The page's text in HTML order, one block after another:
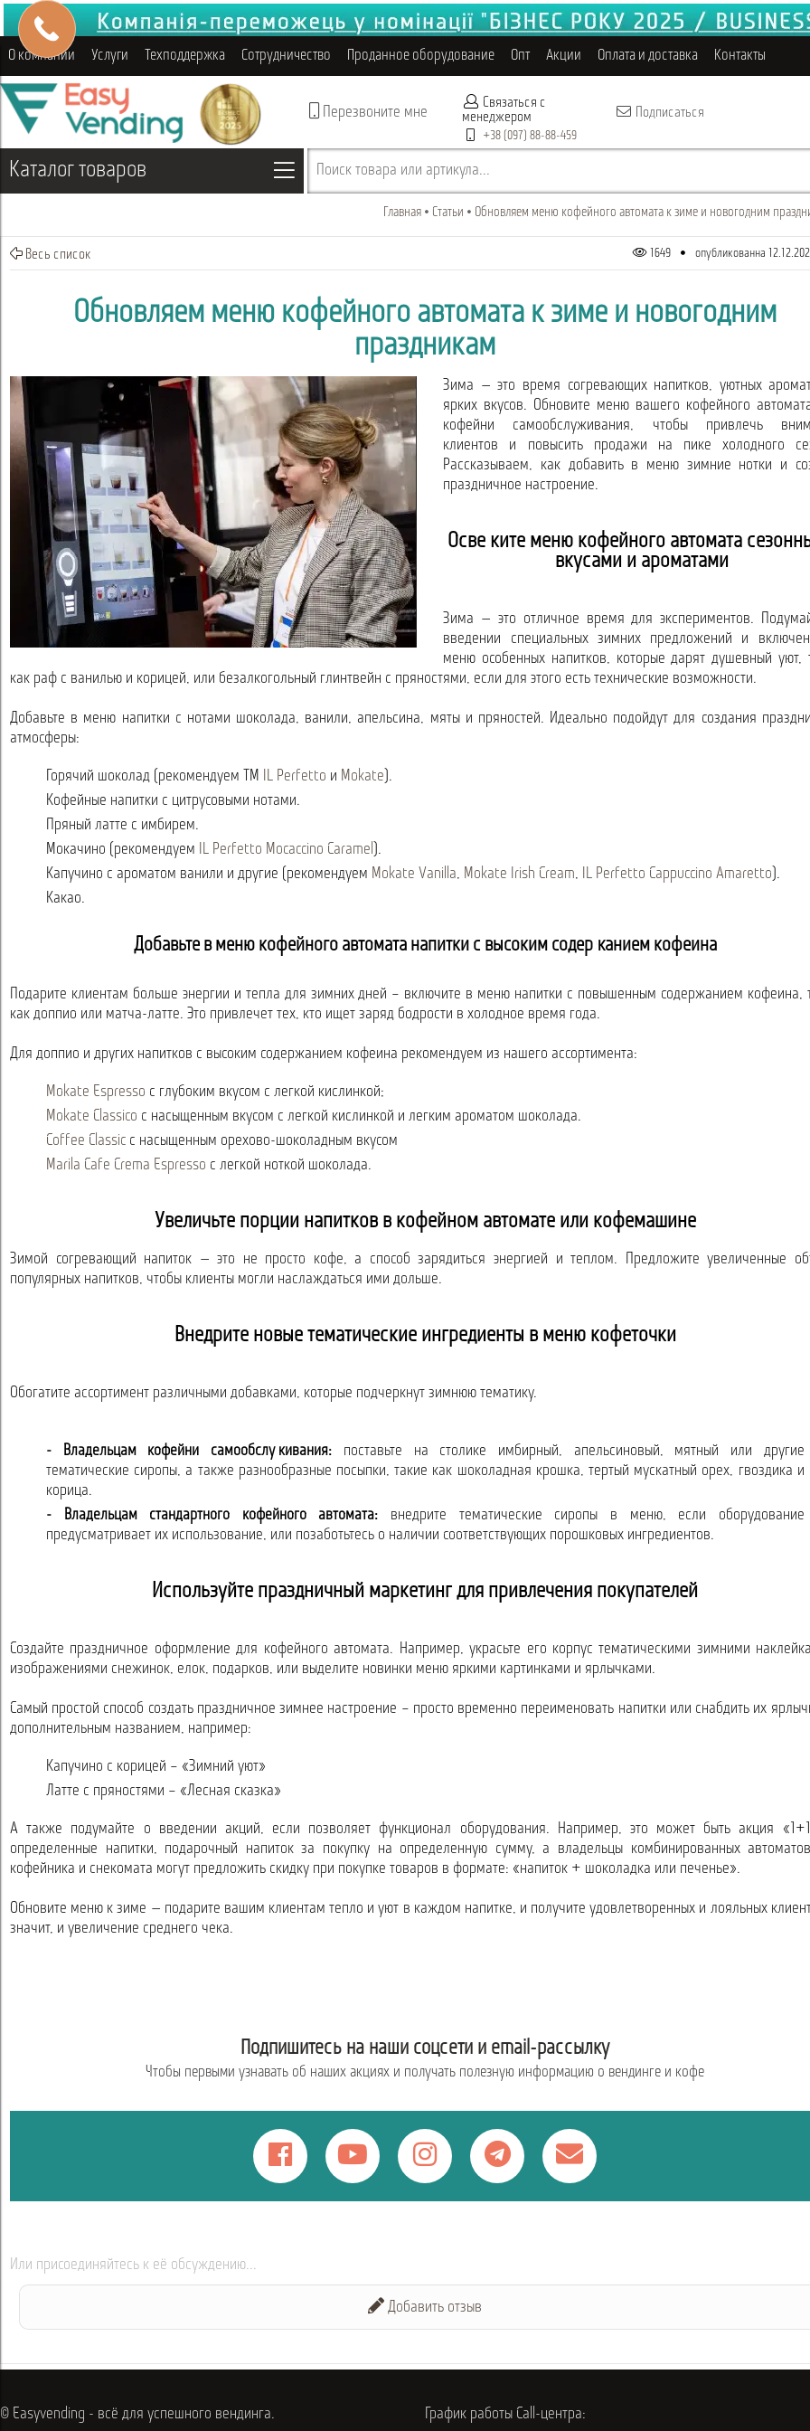
О компании Услуги Техподдержка Сотрудничество Проданное оборудование Опт Акции Оплата и доставка Контакты
Перезвоните мне
Связаться с
менеджером
+38 (097) 88-88-459
Подписаться
Каталог товаров Поиск товара или артикула...
Главная Статьи Обновляем меню кофейного автомата к зиме и новогодним
Весь список 1649 опубликованна
Обновляем меню кофейного автомата к зиме и новогодним
праздникам
Зима — это время согревающих напитков, уютных
ярких вкусов. Обновите меню вашего кофейного
кофейни самообслуживания, чтобы привлечь
клиентов и повысить продажи на пике холодного
Рассказываем, как добавить в меню зимние нотки и
праздничное настроение.
Освежите меню кофейного автомата
вкусами и ароматами
Зима — это отличное время для экспериментов.
введении специальных зимних предложений и
меню особенных напитков, которые дарят душевный уют,
как раф с ванилью и корицей, или безалкогольный глинтвейн с пряностями, если для этого есть технические возможности.
Добавьте в меню напитки с нотами шоколада, ванили, апельсина, мяты и пряностей. Идеально подойдут для создания
атмосферы:
Горячий шоколад (рекомендуем ТМ IL Perfetto и Mokate).
Кофейные напитки с цитрусовыми нотами.
Пряный латте с имбирем.
Мокачино (рекомендуем IL Perfetto Mocaccino Caramel).
Капучино с ароматом ванили и другие (рекомендуем Mokate Vanilla, Mokate Irish Cream, IL Perfetto Cappuccino Amaretto).
Какао.
Добавьте в меню кофейного автомата напитки с высоким содержанием кофеина
Подарите клиентам больше энергии и тепла для зимних дней – включите в меню напитки с повышенным содержанием кофеина,
как доппио или матча-латте. Это привлечет тех, кто ищет заряд бодрости в холодное время года.
Для доппио и других напитков с высоким содержанием кофеина рекомендуем из нашего ассортимента:
Mokate Espresso с глубоким вкусом с легкой кислинкой;
Mokate Classico с насыщенным вкусом с легкой кислинкой и легким ароматом шоколада.
Coffee Classic с насыщенным орехово-шоколадным вкусом
Marila Cafe Crema Espresso с легкой ноткой шоколада.
Увеличьте порции напитков в кофейном автомате или кофемашине
Зимой согревающий напиток — это не просто кофе, а способ зарядиться энергией и теплом. Предложите увеличенные
популярных напитков, чтобы клиенты могли наслаждаться ими дольше.
Внедрите новые тематические ингредиенты в меню кофеточки
Обогатите ассортимент различными добавками, которые подчеркнут зимнюю тематику.
- Владельцам кофейни самообслуживания: поставьте на столике имбирный, апельсиновый, мятный или другие
тематические сиропы, а также разнообразные посыпки, такие как шоколадная крошка, тертый мускатный орех, гвоздика и
корица.
- Владельцам стандартного кофейного автомата: внедрите тематические сиропы в меню, если оборудование
предусматривает их использование, или позаботьтесь о наличии соответствующих порошковых ингредиентов.
Используйте праздничный маркетинг для привлечения покупателей
Создайте праздничное оформление для кофейного автомата. Например, украсьте его корпус тематическими зимними
изображениями снежинок, елок, подарков, или выделите новинки меню яркими картинками и ярлычками.
Самый простой способ создать праздничное зимнее настроение – просто временно переименовать напитки или снабдить их
дополнительным названием, например:
Капучино с корицей – «Зимний уют»
Латте с пряностями – «Лесная сказка»
А также подумайте о введении акций, если позволяет функционал оборудования. Например, это может быть акция
определенные напитки, подарочный напиток за покупку на определенную сумму, а владельцы комбинированных
кофейника и снекомата могут предложить скидку при покупке товаров в формате: «напиток + шоколадка или печенье».
Обновите меню к зиме — подарите вашим клиентам тепло и уют в каждом напитке, и получите удовлетворенных и лояльных
значит, и увеличение среднего чека.
Подпишитесь на наши соцсети и email-рассылку
Чтобы первыми узнавать об наших акциях и получать полезную информацию о вендинге и кофе
Или присоединяйтесь к её обсуждению...
Добавить отзыв
© Easyvending - всё для успешного вендинга. График работы Call-центра: